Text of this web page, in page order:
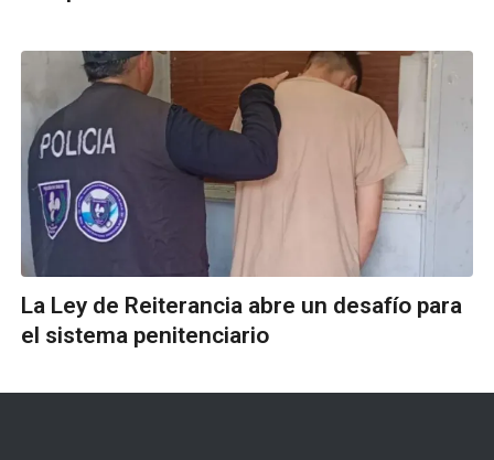
La Ley de Reiterancia abre un desafío para
el sistema penitenciario